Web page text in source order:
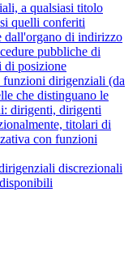
a qualsiasi titolo
quelli conferiti
dall'organo di indirizzo
pubbliche di
di posizione
funzioni dirigenziali (da
che distinguano le
dirigenti, dirigenti
titolari di
con funzioni
discrezionali